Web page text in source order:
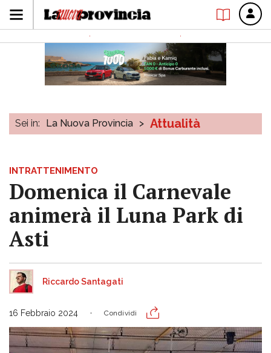
Sei in: La Nuova Provincia > Attualità
INTRATTENIMENTO
Domenica il Carnevale
animerà il Luna Park di
Asti
Riccardo Santagati
16 Febbraio 2024 Condividi